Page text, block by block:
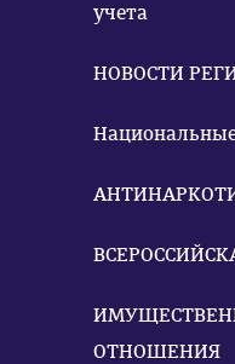
учета
НОВОСТИ
ОТНОШЕНИЯ